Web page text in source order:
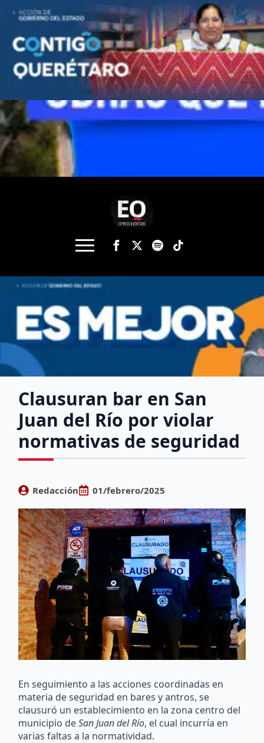
Clausuran bar en San
Juan del Río por violar
normativas de seguridad
Redacción 01/febrero/2025
En seguimiento a las acciones coordinadas en
materia de seguridad en bares y antros, se
clausuró un establecimiento en la zona centro del
municipio deSan Juan del Río, el cual incurría en
varias faltas a la normatividad.